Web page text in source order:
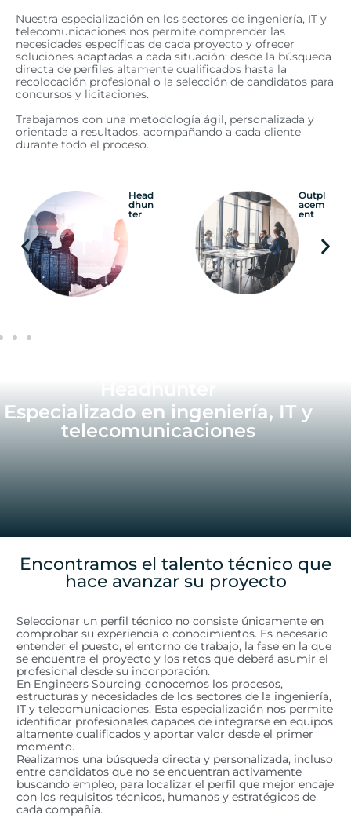
Nuestra especialización en los sectores de ingeniería, IT y
telecomunicaciones nos permite comprender las
necesidades específicas de cada proyecto y ofrecer
soluciones adaptadas a cada situación: desde la búsqueda
directa de perfiles altamente cualificados hasta la
recolocación profesional o la selección de candidatos para
concursos y licitaciones.
Trabajamos con una metodología ágil, personalizada y
orientada a resultados, acompañando a cada cliente
durante todo el proceso.
Head
dhun
ter
Outpl
acem
ent
Especializado en ingeniería, IT y
telecomunicaciones
Encontramos el talento técnico que
hace avanzar su proyecto
Seleccionar un perfil técnico no consiste únicamente en
comprobar su experiencia o conocimientos. Es necesario
entender el puesto, el entorno de trabajo, la fase en la que
se encuentra el proyecto y los retos que deberá asumir el
profesional desde su incorporación.
En Engineers Sourcing conocemos los procesos,
estructuras y necesidades de los sectores de la ingeniería,
IT y telecomunicaciones. Esta especialización nos permite
identificar profesionales capaces de integrarse en equipos
altamente cualificados y aportar valor desde el primer
momento.
Realizamos una búsqueda directa y personalizada, incluso
entre candidatos que no se encuentran activamente
buscando empleo, para localizar el perfil que mejor encaje
con los requisitos técnicos, humanos y estratégicos de
cada compañía.